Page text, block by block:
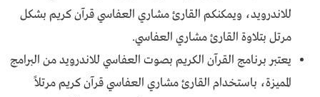
للاندرويد، ويمكنكم القارئ مشاري العفاسي قرآن كريم بشكل
مرتل بتلاوة القارئ مشاري العفاسي.
يعتبر برنامج القرآن الكريم بصوت العفاسي للاندرويد من البرامج
المميزة، باستخدام القارئ مشاري العفاسي قرآن كريم مرتلاً